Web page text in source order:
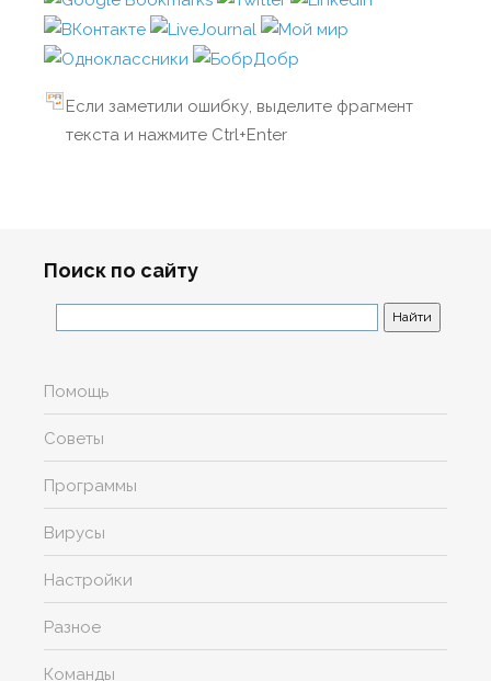
Если заметили ошибку, выделите фрагмент
текста и нажмите Ctrl+Enter
Поиск по сайту
Помощь
Советы
Программы
Вирусы
Настройки
Разное
Команды